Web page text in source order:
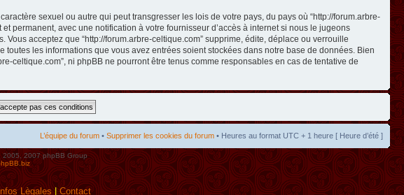
sexuel ou autre qui peut transgresser les lois de votre pays, du pays où “http://forum.arbre-
permanent, avec une notification à votre fournisseur d’accès à internet si nous le jugeons
acceptez que “http://forum.arbre-celtique.com” supprime, édite, déplace ou verrouille
les informations que vous avez entrées soient stockées dans notre base de données. Bien
celtique.com”, ni phpBB ne pourront être tenus comme responsables en cas de tentative de
L’équipe du forum • Supprimer les cookies du forum • Heures au format UTC + 1 heure [ Heure d’été ]
2007 phpBB Group
Lègales|Contact